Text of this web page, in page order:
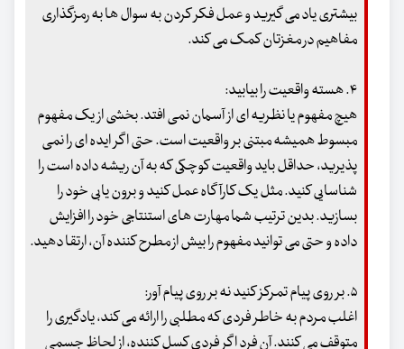
بیشتری یاد می گیرید و عمل فکر کردن به سوال ها به رمزگذاری
مفاهیم در مغزتان کمک می کند.
۴. هسته واقعیت را بیابید:
هیچ مفهوم یا نظریه ای از آسمان نمی افتد. بخشی از یک مفهوم
مبسوط همیشه مبتنی بر واقعیت است. حتی اگر ایده ای را نمی
پذیرید، حداقل باید واقعیت کوچکی که به آن ریشه داده است را
شناسایی کنید. مثل یک کارآگاه عمل کنید و برون یابی خود را
بسازید. بدین ترتیب شما مهارت های استنتاجی خود را افزایش
داده و حتی می توانید مفهوم را بیش از مطرح کننده آن، ارتقا دهید.
۵. بر روی پیام تمرکز کنید نه بر روی پیام آور:
اغلب مردم به خاطر فردی که مطلبی را ارائه می کند، یادگیری را
متوقف می کنند. آن فرد اگر فردی کسل کننده، از لحاظ جسمی